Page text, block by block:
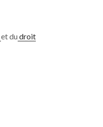
et du droit